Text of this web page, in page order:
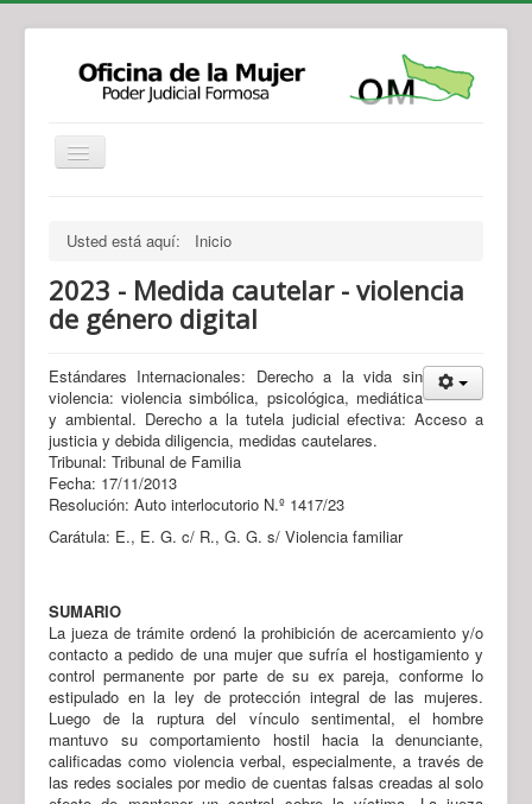
Legislación
Novedades
Recursos y Servicios de Atención
Contacto
Usted está aquí: Inicio
2023 - Medida cautelar - violencia
de género digital
Estándares Internacionales: Derecho a la vida sin
violencia: violencia simbólica, psicológica, mediática
y ambiental. Derecho a la tutela judicial efectiva: Acceso a
justicia y debida diligencia, medidas cautelares.
Tribunal: Tribunal de Familia
Fecha: 17/11/2013
Resolución: Auto interlocutorio N.º 1417/23
Carátula: E., E. G. c/ R., G. G. s/ Violencia familiar
SUMARIO
La jueza de trámite ordenó la prohibición de acercamiento y/o
contacto a pedido de una mujer que sufría el hostigamiento y
control permanente por parte de su ex pareja, conforme lo
estipulado en la ley de protección integral de las mujeres.
Luego de la ruptura del vínculo sentimental, el hombre
mantuvo su comportamiento hostil hacia la denunciante,
calificadas como violencia verbal, especialmente, a través de
las redes sociales por medio de cuentas falsas creadas al solo